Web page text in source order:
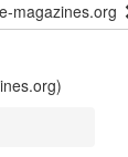
magazines.org